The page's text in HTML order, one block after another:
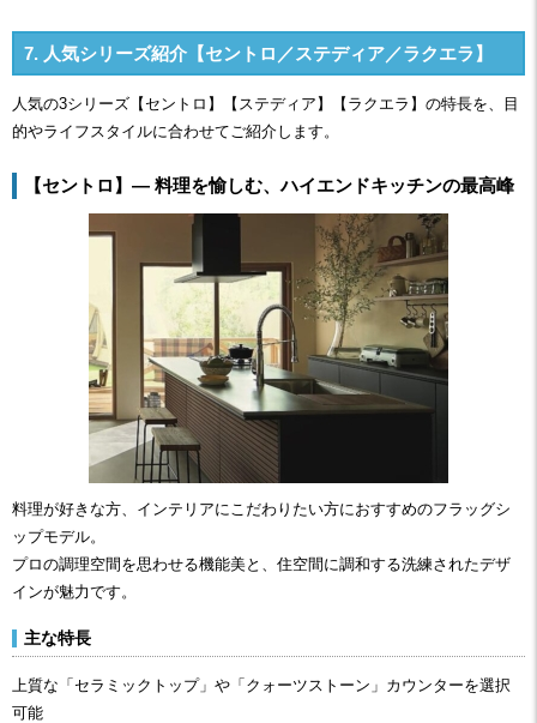
7. 人気シリーズ紹介【セントロ／ステディア／ラクエラ】
人気の3シリーズ【セントロ】【ステディア】【ラクエラ】の特長を、目
的やライフスタイルに合わせてご紹介します。
【セントロ】― 料理を愉しむ、ハイエンドキッチンの最高峰
料理が好きな方、インテリアにこだわりたい方におすすめのフラッグシ
ップモデル。
プロの調理空間を思わせる機能美と、住空間に調和する洗練されたデザ
インが魅力です。
主な特長
上質な「セラミックトップ」や「クォーツストーン」カウンターを選択
可能